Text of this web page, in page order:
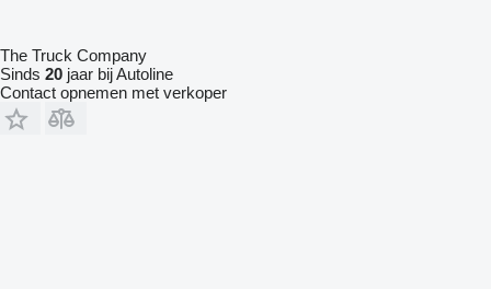
The Truck Company
Sinds 20 jaar bij Autoline
Contact opnemen met verkoper